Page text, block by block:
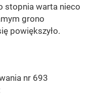
stopnia warta nieco
grono
powiększyło.
nr 693